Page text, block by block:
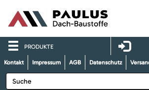
PRODUKTE
Kontakt Impressum AGB Datenschutz